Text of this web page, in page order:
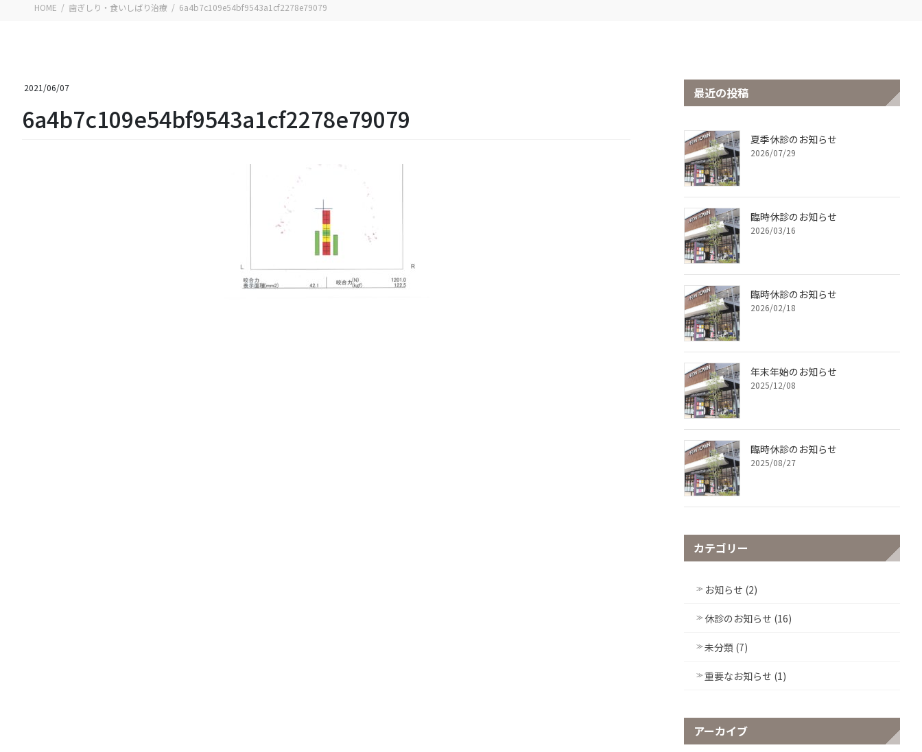
HOME 歯ぎしり・食いしばり治療 6a4b7c109e54bf9543a1cf2278e79079
2021/06/07
6a4b7c109e54bf9543a1cf2278e79079
最近の投稿
夏季休診のお知らせ
2026/07/29
臨時休診のお知らせ
2026/03/16
臨時休診のお知らせ
2026/02/18
年末年始のお知らせ
2025/12/08
臨時休診のお知らせ
2025/08/27
カテゴリー
お知らせ (2)
休診のお知らせ (16)
未分類 (7)
重要なお知らせ (1)
アーカイブ